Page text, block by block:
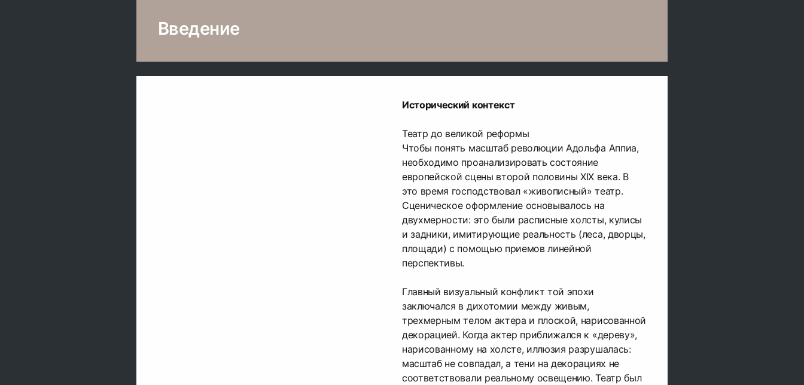
Введение
Исторический контекст
Театр до великой реформы
Чтобы понять масштаб революции Адольфа Аппиа,
необходимо проанализировать состояние
европейской сцены второй половины XIX века. В
это время господствовал «живописный» театр.
Сценическое оформление основывалось на
двухмерности: это были расписные холсты, кулисы
и задники, имитирующие реальность (леса, дворцы,
площади) с помощью приемов линейной
перспективы.
Главный визуальный конфликт той эпохи
заключался в дихотомии между живым,
трехмерным телом актера и плоской, нарисованной
декорацией. Когда актер приближался к «дереву»,
нарисованному на холсте, иллюзия разрушалась:
масштаб не совпадал, а тени на декорациях не
соответствовали реальному освещению. Театр был